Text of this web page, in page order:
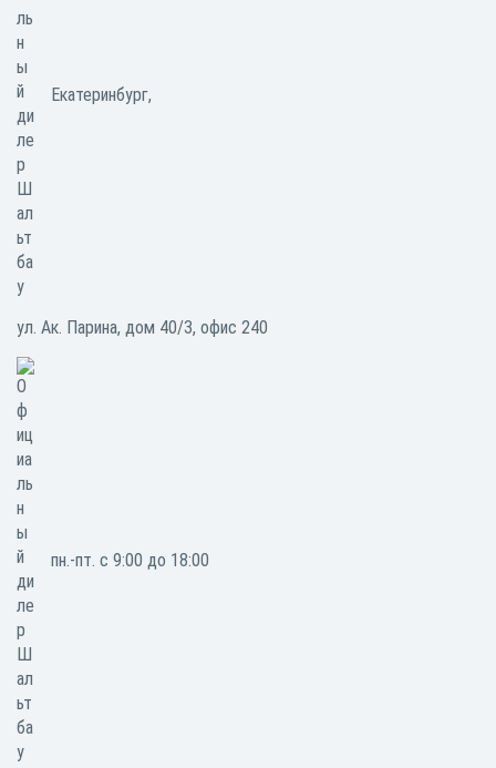
Екатеринбург,
ул. Ак. Парина, дом 40/3, офис 240
пн.-пт. с 9:00 до 18:00